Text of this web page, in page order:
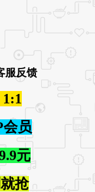
服反馈
员
元
抢